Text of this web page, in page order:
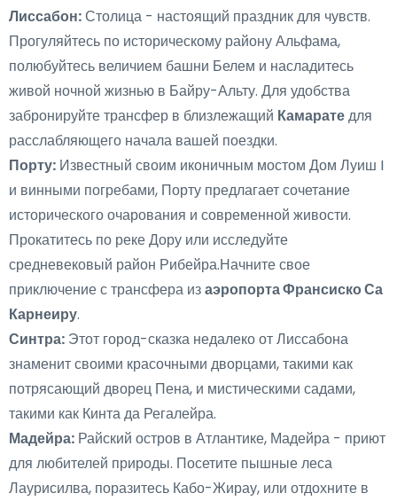
Лиссабон:Столица - настоящий праздник для чувств.
Прогуляйтесь по историческому району Альфама,
полюбуйтесь величием башни Белем и насладитесь
живой ночной жизнью в Байру-Альту. Для удобства
забронируйте трансфер в близлежащий Камаратедля
расслабляющего начала вашей поездки.
Порту: Известный своим иконичным мостом Дом Луиш I
и винными погребами, Порту предлагает сочетание
исторического очарования и современной живости.
Прокатитесь по реке Дору или исследуйте
средневековый район Рибейра.Начните свое
приключение с трансфера изаэропорта Франсиско Са
Карнеиру.
Синтра: Этот город-сказка недалеко от Лиссабона
знаменит своими красочными дворцами, такими как
потрясающий дворец Пена, и мистическими садами,
такими как Кинта да Регалейра.
Мадейра: Райский остров в Атлантике, Мадейра - приют
для любителей природы. Посетите пышные леса
Лаурисилва, поразитесь Кабо-Жирау, или отдохните в